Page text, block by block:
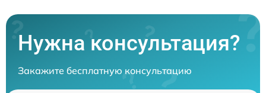
Нужна консультация?
Закажите бесплатную консультацию